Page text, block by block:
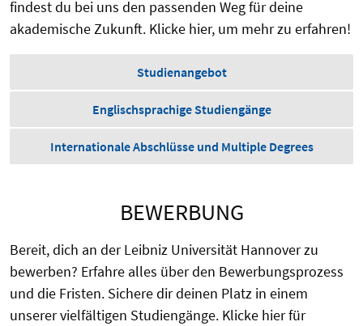
findest du bei uns den passenden Weg für deine
akademische Zukunft. Klicke hier, um mehr zu erfahren!
Studienangebot
Englischsprachige Studiengänge
Internationale Abschlüsse und Multiple Degrees
BEWERBUNG
Bereit, dich an der Leibniz Universität Hannover zu
bewerben? Erfahre alles über den Bewerbungsprozess
und die Fristen. Sichere dir deinen Platz in einem
unserer vielfältigen Studiengänge. Klicke hier für